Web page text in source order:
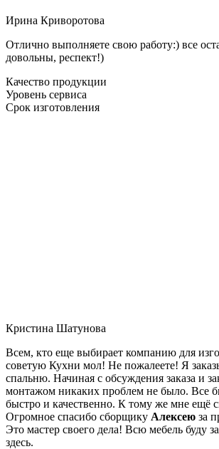
Ирина Криворотова
Отлично выполняете свою работу:) все
довольны, респект!)
Качество продукции
Уровень сервиса
Срок изготовления
Кристина Шатунова
Всем, кто еще выбирает компанию для
советую Кухни мол! Не пожалеете! Я
спальню. Начиная с обсуждения заказа и
монтажом никаких проблем не было. Все
быстро и качественно. К тому же мне ещё
Огромное спасибо сборщику Алексею за
Это мастер своего дела! Всю мебель буду
здесь.